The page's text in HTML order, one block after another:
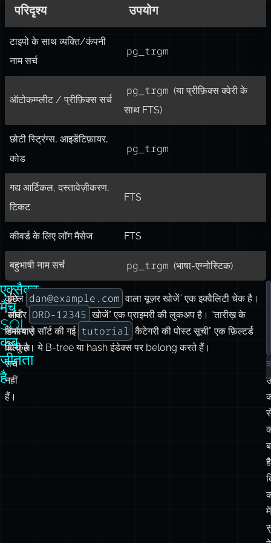
परिदृश्य उपयोग
टाइपो के साथ व्यक्ति/कंपनी
नाम सर्च
pg_trgm
ऑटोकम्प्लीट / प्रीफ़िक्स सर्च
pg_trgm (या प्रीफ़िक्स क्वेरी के
साथ FTS)
छोटी स्ट्रिंग्स, आइडेंटिफ़ायर,
कोड
pg_trgm
गद्य आर्टिकल, दस्तावेज़ीकरण,
टिकट
FTS
कीवर्ड के लिए लॉग मैसेज FTS
बहुभाषी नाम सर्च pg_trgm (भाषा-एग्नोस्टिक)
एक्सैक्ट-
मैच
SQL
कब
जीतता
है
कुछ
“सर्च”
समस्याएं
बिल्कुल
सर्च
नहीं
हैं।
“ईमेल dan@example.com वाला यूज़र खोजें” एक इक्वैलिटी चेक है।
“ऑर्डर ORD-12345 खोजें” एक प्राइमरी की लुकअप है। “तारीख़ के
हिसाब से सॉर्ट की गई tutorial कैटेगरी की पोस्ट सूची” एक फ़िल्टर्ड
क्वेरी है। ये B-tree या hash इंडेक्स पर belong करते हैं।
है
में